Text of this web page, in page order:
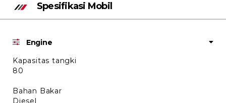
Spesifikasi Mobil
Engine
Kapasitas tangki
80
Bahan Bakar
Diesel